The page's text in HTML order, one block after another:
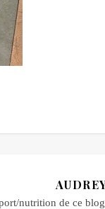
nutrition de ce